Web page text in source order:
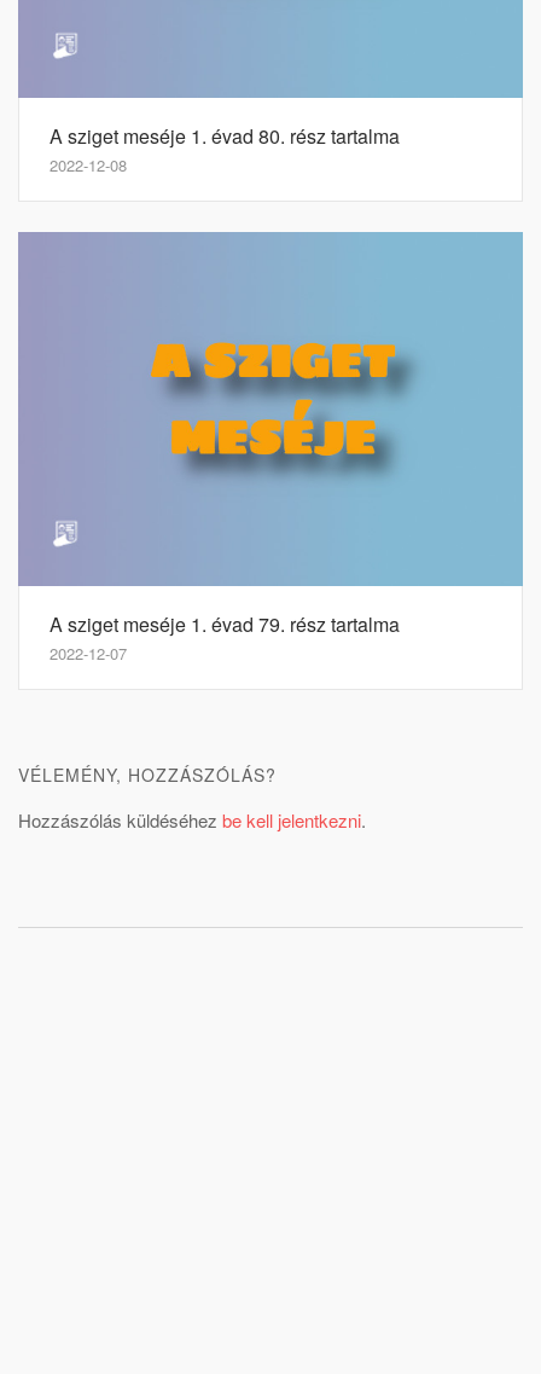
A sziget meséje 1. évad 80. rész tartalma
2022-12-08
A sziget meséje 1. évad 79. rész tartalma
2022-12-07
VÉLEMÉNY, HOZZÁSZÓLÁS?
Hozzászólás küldéséhez be kell jelentkezni.